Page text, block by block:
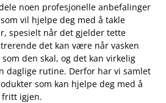
noen profesjonelle anbefalinger
vil hjelpe deg med å takle‍
spesielt når det gjelder tette
det kan være når vasken
den skal, og ⁣det kan virkelig
daglige rutine. Derfor har vi samlet
som kan hjelpe deg med‌ å
fritt igjen.